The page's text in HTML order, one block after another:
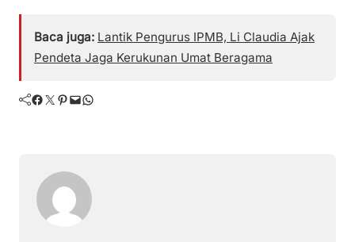
Baca juga: Lantik Pengurus IPMB, Li Claudia Ajak
Pendeta Jaga Kerukunan Umat Beragama
Facebook Twitter Pinterest Mail WhatsApp